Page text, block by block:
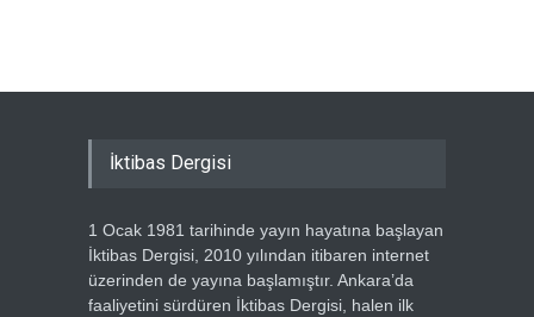
İktibas Dergisi
1 Ocak 1981 tarihinde yayın hayatına başlayan
İktibas Dergisi, 2010 yılından itibaren internet
üzerinden de yayına başlamıştır. Ankara’da
faaliyetini sürdüren İktibas Dergisi, halen ilk